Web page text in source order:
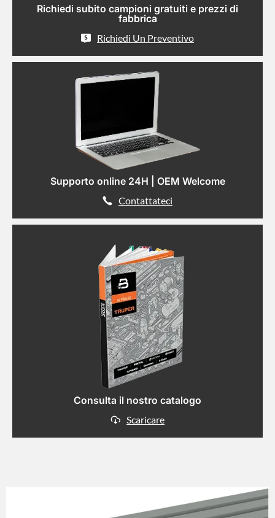
Richiedi subito campioni gratuiti e prezzi di
fabbrica
Richiedi Un Preventivo
Supporto online 24H | OEM Welcome
Contattateci
Consulta il nostro catalogo
Scaricare